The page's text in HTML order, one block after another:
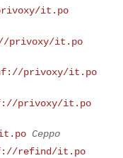
it.po
privoxy/it.po
privoxy/it.po
privoxy/it.po
Ceppo
refind/it.po